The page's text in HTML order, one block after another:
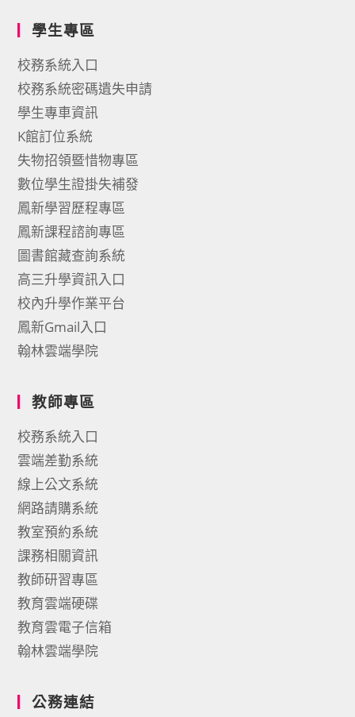
學生專區
校務系統入口
校務系統密碼遺失申請
學生專車資訊
K館訂位系統
失物招領暨惜物專區
數位學生證掛失補發
鳳新學習歷程專區
鳳新課程諮詢專區
圖書館藏查詢系統
高三升學資訊入口
校內升學作業平台
鳳新Gmail入口
翰林雲端學院
教師專區
校務系統入口
雲端差勤系統
線上公文系統
網路請購系統
教室預約系統
課務相關資訊
教師研習專區
教育雲端硬碟
教育雲電子信箱
翰林雲端學院
公務連結